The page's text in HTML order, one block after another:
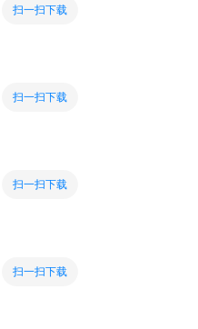
扫一扫下载
扫一扫下载
扫一扫下载
扫一扫下载